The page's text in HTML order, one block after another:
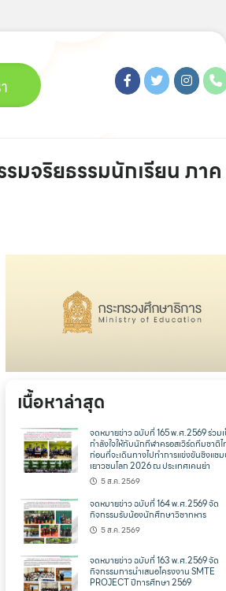
มจริยธรรมนักเรียน ภาค
เนื้อหาล่าสุด
จดหมายข่าว ฉบับที่ 165 พ.ศ.2569 ร่วม
กำลังใจให้กับนักกีฬาครอสเวิร์ดทีมชาติ
ก่อนที่จะเดินทางไปทำการแข่งขันชิงแช
เยาวชนโลก 2026 ณ ประเทศเคนย่า
5 ส.ค. 2569
จดหมายข่าว ฉบับที่ 164 พ.ศ.2569 จัด
กิจกรรมรับน้องนักศึกษาวิชาทหาร
5 ส.ค. 2569
จดหมายข่าว ฉบับที่ 163 พ.ศ.2569 จัด
กิจกรรมการนำเสนอโครงงาน SMTE
PROJECT ปีการศึกษา 2569